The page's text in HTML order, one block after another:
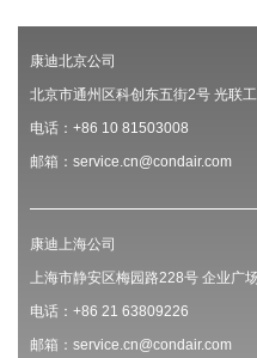
康迪北京公司
北京市通州区科创东五街2号 光联
电话：+86 10 81503008
邮箱：service.cn@condair.com
康迪上海公司
上海市静安区梅园路228号 企业广
电话：+86 21 63809226
邮箱：service.cn@condair.com